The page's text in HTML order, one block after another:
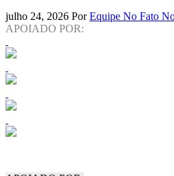
julho 24, 2026 Por Equipe No Fato
APOIADO POR: